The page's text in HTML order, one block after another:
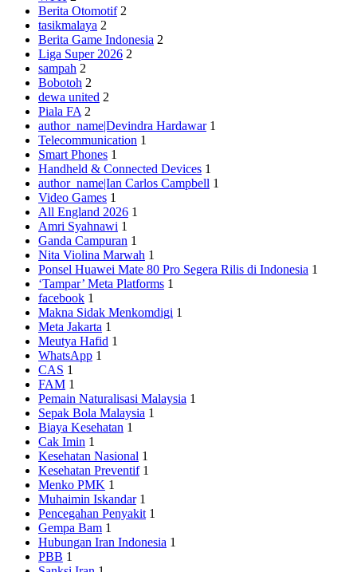
Berita Otomotif 2
tasikmalaya 2
Berita Game Indonesia 2
Liga Super 2026 2
sampah 2
Bobotoh 2
dewa united 2
Piala FA 2
author_name|Devindra Hardawar 1
Telecommunication 1
Smart Phones 1
Handheld & Connected Devices 1
author_name|Ian Carlos Campbell 1
Video Games 1
All England 2026 1
Amri Syahnawi 1
Ganda Campuran 1
Nita Violina Marwah 1
Ponsel Huawei Mate 80 Pro Segera Rilis di Indonesia 1
‘Tampar’ Meta Platforms 1
facebook 1
Makna Sidak Menkomdigi 1
Meta Jakarta 1
Meutya Hafid 1
WhatsApp 1
CAS 1
FAM 1
Pemain Naturalisasi Malaysia 1
Sepak Bola Malaysia 1
Biaya Kesehatan 1
Cak Imin 1
Kesehatan Nasional 1
Kesehatan Preventif 1
Menko PMK 1
Muhaimin Iskandar 1
Pencegahan Penyakit 1
Gempa Bam 1
Hubungan Iran Indonesia 1
PBB 1